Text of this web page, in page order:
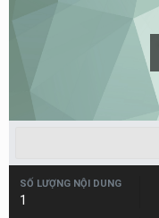
SỐ LƯỢNG NỘI DUNG
1